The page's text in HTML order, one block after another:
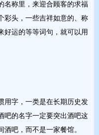
名称里，来迎合顾客的求福
彩头，一些吉祥如意的、称
好运的等等词句，就可以用
用字，一类是在长期历史发
吧的名字一定要突出酒吧这
吧，而不是一家餐馆。